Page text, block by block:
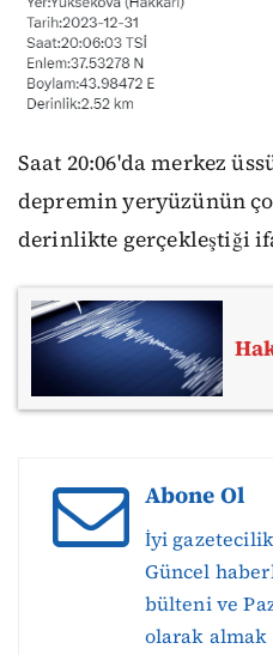
Saat 20:06'da merkez
depremin yeryüzünün
derinlikte gerçekleştiği
Abone Ol
İyi
Güncel
bülteni ve
olarak almak